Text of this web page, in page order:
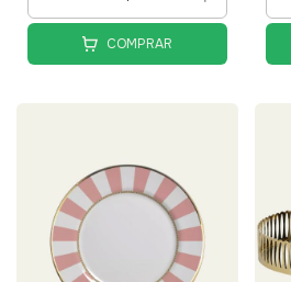
COMPRAR